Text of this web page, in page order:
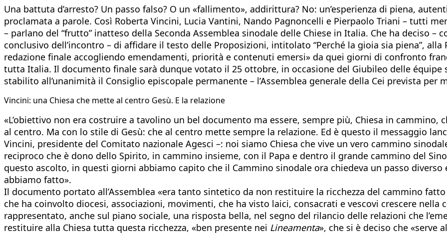
Una battuta d’arresto? Un passo falso? O un «fallimento», addirittura? No: un’esperienza di piena,
proclamata a parole. Così Roberta Vincini, Lucia Vantini, Nando Pagnoncelli e Pierpaolo Triani – tutti
– parlano del “frutto” inatteso della Seconda Assemblea sinodale delle Chiese in Italia. Che ha deciso –
conclusivo dell’incontro – di affidare il testo delle Proposizioni, intitolato “Perché la gioia sia piena”,
redazione finale accogliendo emendamenti, priorità e contenuti emersi» da quei giorni di confronto
tutta Italia. Il documento finale sarà dunque votato il 25 ottobre, in occasione del Giubileo delle équipe
stabilito all’unanimità il Consiglio episcopale permanente – l’Assemblea generale della Cei prevista per
Vincini: una Chiesa che mette al centro Gesù. E la relazione
«L’obiettivo non era costruire a tavolino un bel documento ma essere, sempre più, Chiesa in cammino,
al centro. Ma con lo stile di Gesù: che al centro mette sempre la relazione. Ed è questo il messaggio
Vincini, presidente del Comitato nazionale Agesci –: noi siamo Chiesa che vive un vero cammino
reciproco che è dono dello Spirito, in cammino insieme, con il Papa e dentro il grande cammino del
questo ascolto, in questi giorni abbiamo capito che il Cammino sinodale ora chiedeva un passo
abbiamo fatto».
Il documento portato all’Assemblea «era tanto sintetico da non restituire la ricchezza del cammino
che ha coinvolto diocesi, associazioni, movimenti, che ha visto laici, consacrati e vescovi crescere
rappresentato, anche sul piano sociale, una risposta bella, nel segno del rilancio delle relazioni che
restituire alla Chiesa tutta questa ricchezza, «ben presente nei Lineamenta», che si è deciso che «serve